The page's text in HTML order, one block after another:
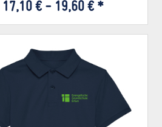
17,10 € - 19,60 € *